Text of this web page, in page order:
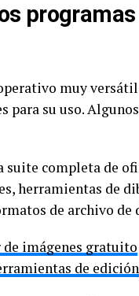
muy
para su uso.
suite completa de
herramientas de
de archivo de
imágenes gratuito
de edición